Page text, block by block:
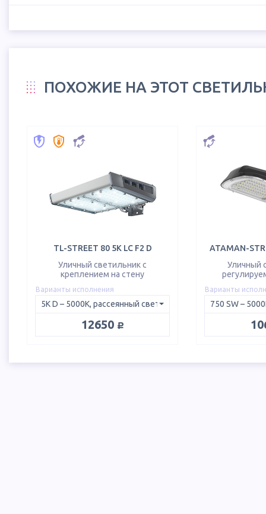
ПОХОЖИЕ НА ЭТОТ
TL-STREET 80 5K LC F2 D
Уличный светильник с
креплением на стену
Варианты исполнения
12650 руб.
ATAMAN-
Уличный
Варианты